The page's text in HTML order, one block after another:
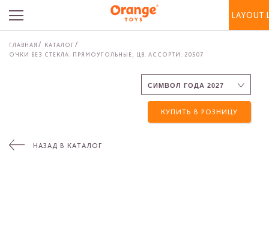
ГЛАВНАЯ
КАТАЛОГ
ОЧКИ БЕЗ СТЕКЛА. ПРЯМОУГОЛЬНЫЕ, ЦВ. АССОРТИ. 20507
КУПИТЬ В РОЗНИЦУ
НАЗАД В КАТАЛОГ